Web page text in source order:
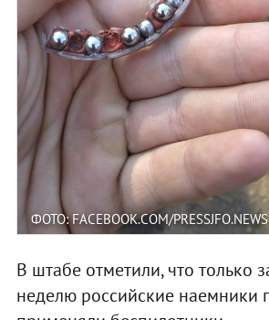
ФОТО: FACEBOOK.COM/PRESSJFO.NEWS
В штабе отметили, что только
неделю российские наемники